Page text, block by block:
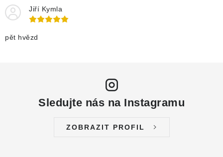
Jiří Kymla
pět hvězd
Sledujte nás na Instagramu
ZOBRAZIT PROFIL